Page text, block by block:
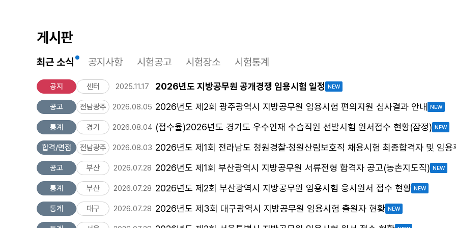
게시판
최근 소식 공지사항 시험공고 시험장소 시험통계
공지 센터 2025.11.17 2026년도 지방공무원 공개경쟁 임용시험 일정 NEW
공고 전남광주 2026.08.05 2026년도 제2회 광주광역시 지방공무원 임용시험 편의지원 심사결과 안내 NEW
통계 경기 2026.08.04 (접수율)2026년도 경기도 우수인재 수습직원 선발시험 원서접수 현황(잠정) NEW
합격/면접 전남광주 2026.08.03 2026년도 제1회 전라남도 청원경찰·청원산림보호직 채용시험 최종합격자 및 임용
공고 부산 2026.07.28 2026년도 제1회 부산광역시 지방공무원 서류전형 합격자 공고(농촌지도직) NEW
통계 부산 2026.07.28 2026년도 제2회 부산광역시 지방공무원 임용시험 응시원서 접수 현황 NEW
통계 대구 2026.07.28 2026년도 제3회 대구광역시 지방공무원 임용시험 출원자 현황 NEW